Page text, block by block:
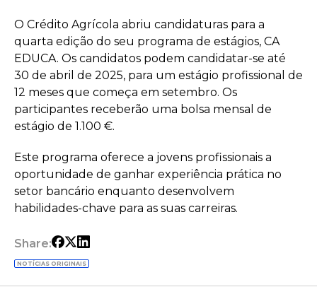
O Crédito Agrícola abriu candidaturas para a
quarta edição do seu programa de estágios, CA
EDUCA. Os candidatos podem candidatar-se até
30 de abril de 2025, para um estágio profissional de
12 meses que começa em setembro. Os
participantes receberão uma bolsa mensal de
estágio de 1.100 €.
Este programa oferece a jovens profissionais a
oportunidade de ganhar experiência prática no
setor bancário enquanto desenvolvem
habilidades-chave para as suas carreiras.
Share:
NOTÍCIAS ORIGINAIS